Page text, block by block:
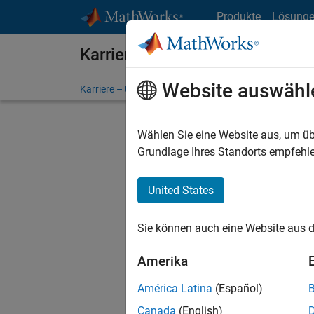
Produkte
Karriere bei MathWorks
Karriere – Übersicht Stellensuche
FILTER:
Stellen
Es
Region
Website
Wählen Sie eine Website aus, um
Grundlage Ihres Standorts
United States
Sie können auch eine Website aus
Amerika
América Latina (Español)
Canada (English)